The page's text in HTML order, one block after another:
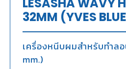
32MM (YVES
เครื่องหนีบผมสำหรับทำล
mm.)